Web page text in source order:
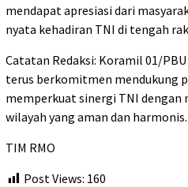
mendapat apresiasi dari
nyata kehadiran TNI di tengah
Catatan Redaksi: Koramil 01/
terus berkomitmen mendukung
memperkuat sinergi TNI
wilayah yang aman dan harmonis.
TIM RMO
Post Views: 160